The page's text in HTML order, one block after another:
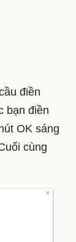
điền
bạn điền
OK sáng
cùng